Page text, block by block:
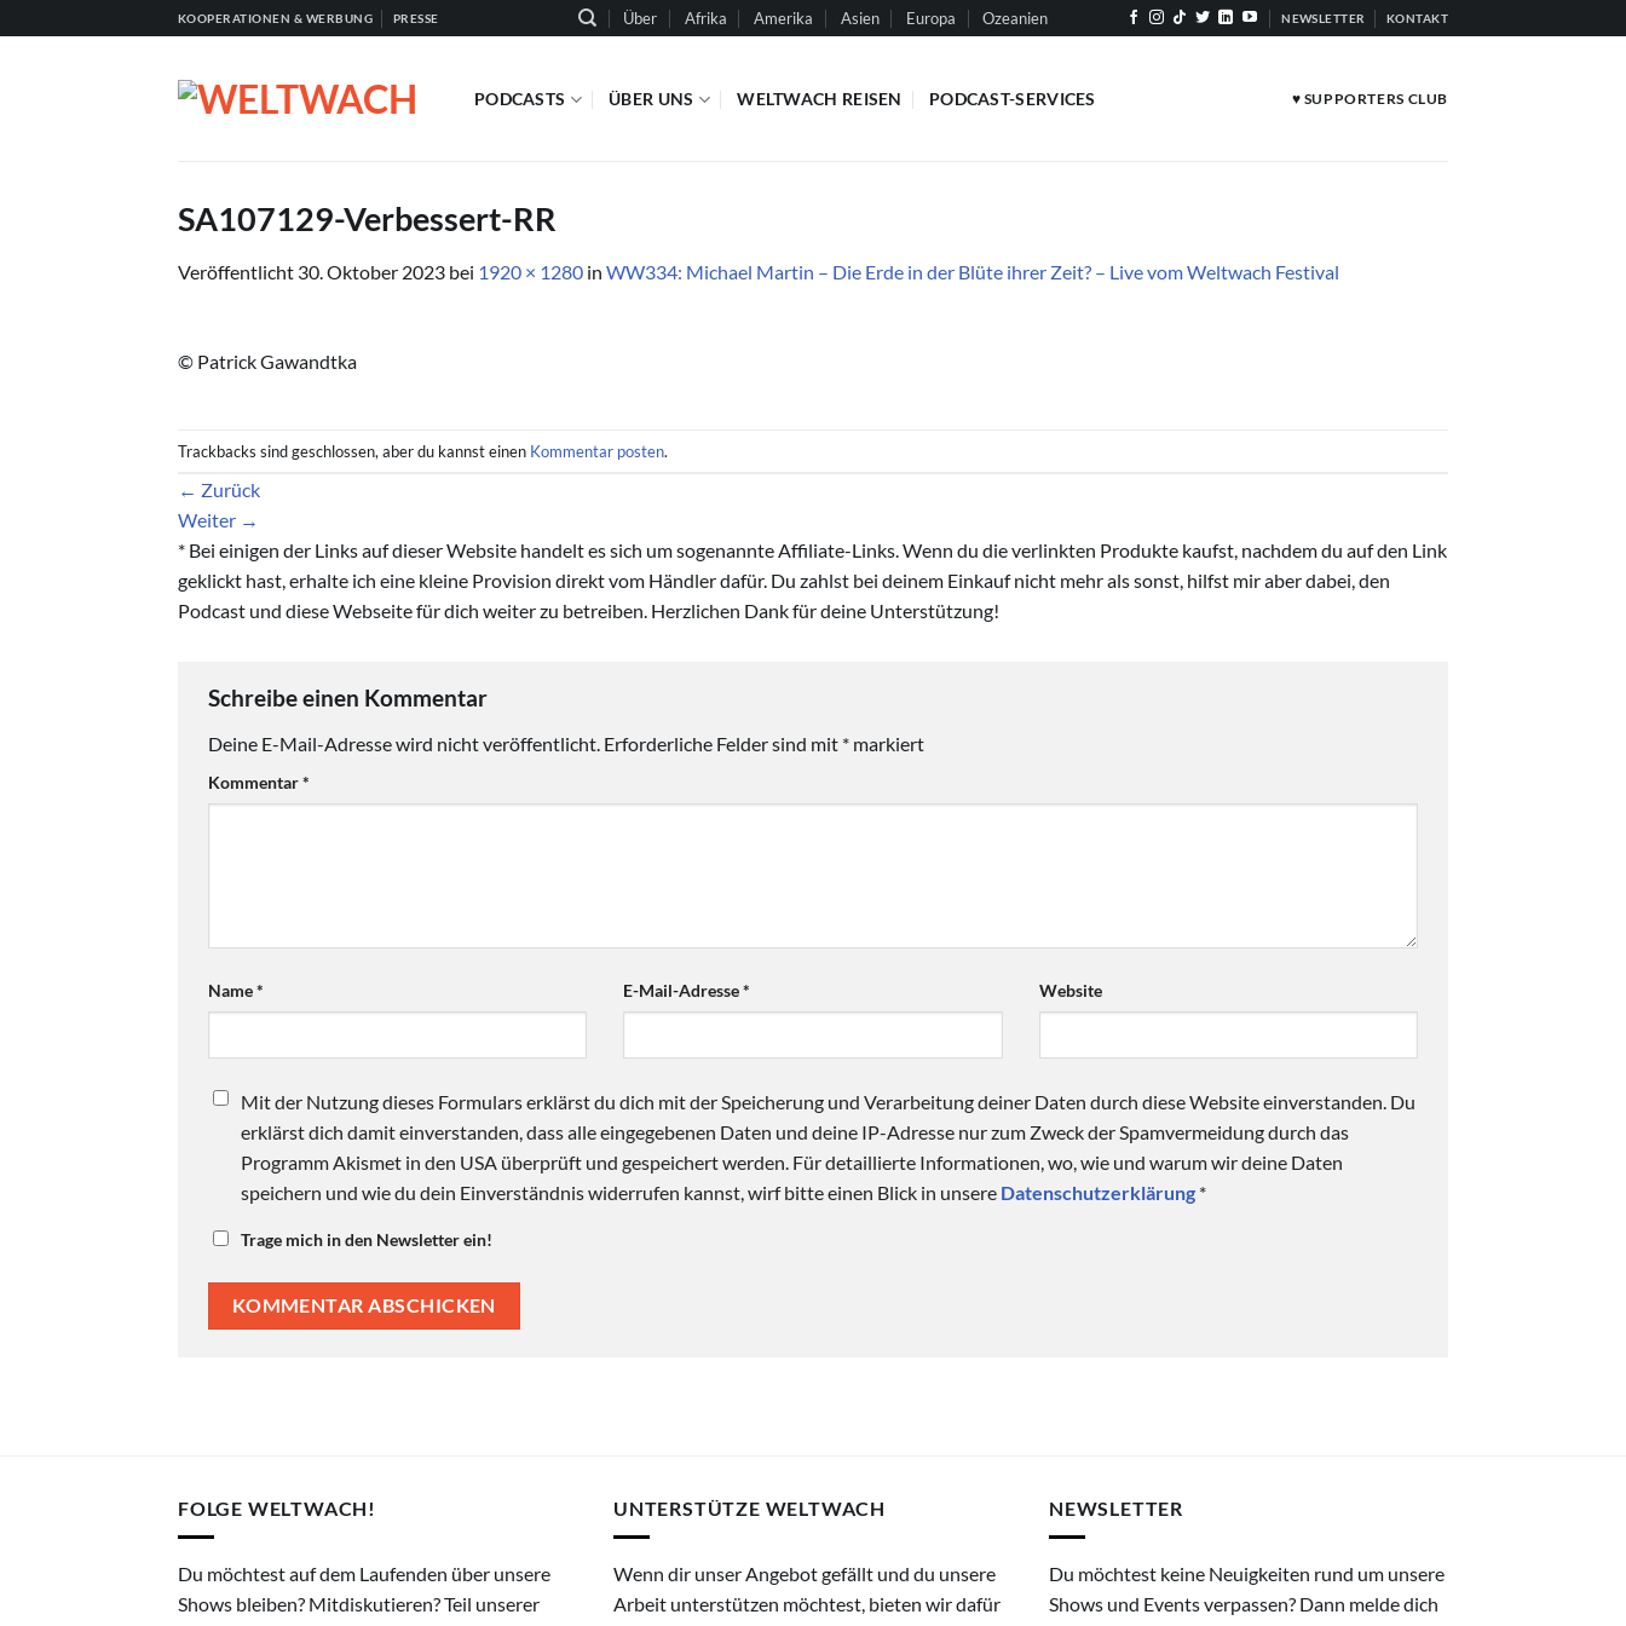
Inhalt
KOOPERATIONEN & WERBUNG PRESSE Über Afrika Amerika Asien Europa Ozeanien NEWSLETTER KONTAKT
PODCASTS ÜBER UNS WELTWACH REISEN PODCAST-SERVICES ♥ SUPPORTERS CLUB
SA107129-Verbessert-RR
Veröffentlicht 30. Oktober 2023 bei 1920 × 1280 in WW334: Michael Martin – Die Erde in der Blüte ihrer Zeit? – Live vom Weltwach Festival
© Patrick Gawandtka
Trackbacks sind geschlossen, aber du kannst einen Kommentar posten.
← Zurück
Weiter →
* Bei einigen der Links auf dieser Website handelt es sich um sogenannte Affiliate-Links. Wenn du die verlinkten Produkte kaufst, nachdem du auf den Link
geklickt hast, erhalte ich eine kleine Provision direkt vom Händler dafür. Du zahlst bei deinem Einkauf nicht mehr als sonst, hilfst mir aber dabei, den
Podcast und diese Webseite für dich weiter zu betreiben. Herzlichen Dank für deine Unterstützung!
Schreibe einen Kommentar
Deine E-Mail-Adresse wird nicht veröffentlicht. Erforderliche Felder sind mit * markiert
Kommentar*
Name* E-Mail-Adresse* Website
Mit der Nutzung dieses Formulars erklärst du dich mit der Speicherung und Verarbeitung deiner Daten durch diese Website einverstanden. Du
erklärst dich damit einverstanden, dass alle eingegebenen Daten und deine IP-Adresse nur zum Zweck der Spamvermeidung durch das
Programm Akismet in den USA überprüft und gespeichert werden. Für detaillierte Informationen, wo, wie und warum wir deine Daten
speichern und wie du dein Einverständnis widerrufen kannst, wirf bitte einen Blick in unsere Datenschutzerklärung *
Trage mich in den Newsletter ein!
FOLGE WELTWACH!
Du möchtest auf dem Laufenden über unsere
Shows bleiben? Mitdiskutieren? Teil unserer
UNTERSTÜTZE WELTWACH
Wenn dir unser Angebot gefällt und du unsere
Arbeit unterstützen möchtest, bieten wir dafür
NEWSLETTER
Du möchtest keine Neuigkeiten rund um unsere
Shows und Events verpassen? Dann melde dich